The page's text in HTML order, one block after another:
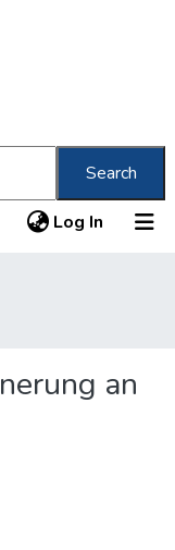
Search
Log In (current)
an